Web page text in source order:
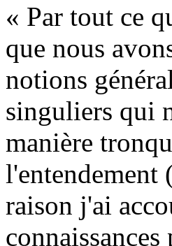
« Par tout ce
que nous
notions
singuliers qui
manière
l'entendement
raison j'ai